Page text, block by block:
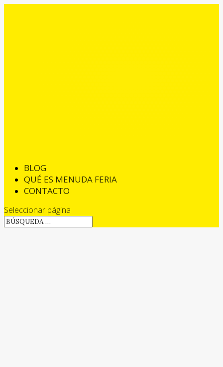
BLOG
QUÉ ES MENUDA FERIA
CONTACTO
Seleccionar página